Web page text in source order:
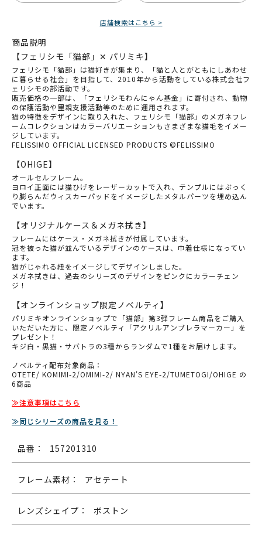
店舗検索はこちら >
商品説明
【フェリシモ「猫部」✕ パリミキ】
フェリシモ「猫部」は猫好きが集まり、「猫と人とがともにしあわせ
に暮らせる社会」を目指して、2010年から活動をしている株式会社フ
ェリシモの部活動です。
販売価格の一部は、「フェリシモわんにゃん基金」に寄付され、動物
の保護活動や里親支援活動等のために運用されます。
猫の特徴をデザインに取り入れた、フェリシモ「猫部」のメガネフレ
ームコレクションはカラーバリエーションもさまざまな猫毛をイメー
ジしています。
FELISSIMO OFFICIAL LICENSED PRODUCTS ©FELISSIMO
【OHIGE】
オールセルフレーム。
ヨロイ正面には猫ひげをレーザーカットで入れ、テンプルにはぷっく
り膨らんだウィスカーパッドをイメージしたメタルパーツを埋め込ん
でいます。
【オリジナルケース＆メガネ拭き】
フレームにはケース・メガネ拭きが付属しています。
冠を被った猫が並んでいるデザインのケースは、巾着仕様になってい
ます。
猫がじゃれる紐をイメージしてデザインしました。
メガネ拭きは、過去のシリーズのデザインをピンクにカラーチェン
ジ！
【オンラインショップ限定ノベルティ】
パリミキオンラインショップで「猫部」第3弾フレーム商品をご購入
いただいた方に、限定ノベルティ「アクリルアンブレラマーカー」を
プレゼント！
キジ白・黒猫・サバトラの3種からランダムで1種をお届けします。
ノベルティ配布対象商品：
OTETE/ KOMIMI-2/OMIMI-2/ NYAN'S EYE-2/TUMETOGI/OHIGE の
6商品
≫注意事項はこちら
≫同じシリーズの商品を見る！
品番： 157201310
フレーム素材： アセテート
レンズシェイプ： ボストン